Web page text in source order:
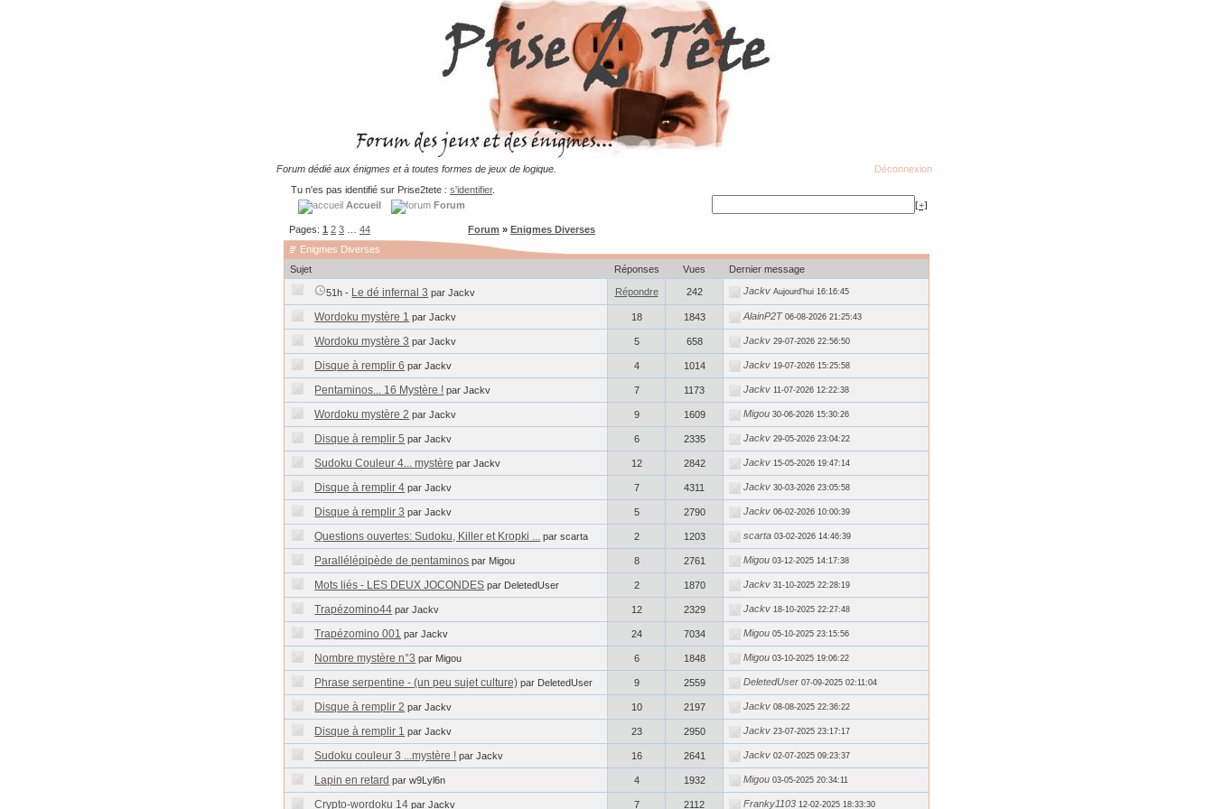
Forum dédié aux énigmes et à toutes formes de jeux de logique.
Déconnexion
Tu n'es pas identifié sur Prise2tete : s'identifier.
Accueil
Forum [+]
Pages: 1 2 3 44 Forum » Enigmes Diverses
Enigmes Diverses
Sujet
Réponses Vues Dernier message
51h - Le dé infernal 3 par Jackv Répondre 242 Jackv Aujourd'hui 16:16:45
Wordoku mystère 1 par Jackv 18 1843 AlainP2T 06-08-2026 21:25:43
Wordoku mystère 3 par Jackv 5 658 Jackv 29-07-2026 22:56:50
Disque à remplir 6 par Jackv 4 1014 Jackv 19-07-2026 15:25:58
Pentaminos... 16 Mystère ! par Jackv 7 1173 Jackv 11-07-2026 12:22:38
Wordoku mystère 2 par Jackv 9 1609 Migou 30-06-2026 15:30:26
Disque à remplir 5 par Jackv 6 2335 Jackv 29-05-2026 23:04:22
Sudoku Couleur 4... mystère par Jackv 12 2842 Jackv 15-05-2026 19:47:14
Disque à remplir 4 par Jackv 7 4311 Jackv 30-03-2026 23:05:58
Disque à remplir 3 par Jackv 5 2790 Jackv 06-02-2026 10:00:39
Questions ouvertes: Sudoku, Killer et Kropki ... par scarta 2 1203 scarta 03-02-2026 14:46:39
Parallélépipède de pentaminos par Migou 8 2761 Migou 03-12-2025 14:17:38
Mots liés - LES DEUX JOCONDES par DeletedUser 2 1870 Jackv 31-10-2025 22:28:19
Trapézomino44 par Jackv 12 2329 Jackv 18-10-2025 22:27:48
Trapézomino 001 par Jackv 24 7034 Migou 05-10-2025 23:15:56
Nombre mystère n°3 par Migou 6 1848 Migou 03-10-2025 19:06:22
Phrase serpentine - (un peu sujet culture) par DeletedUser 9 2559 DeletedUser 07-09-2025 02:11:04
Disque à remplir 2 par Jackv 10 2197 Jackv 08-08-2025 22:36:22
Disque à remplir 1 par Jackv 23 2950 Jackv 23-07-2025 23:17:17
Sudoku couleur 3 ...mystère ! par Jackv 16 2641 Jackv 02-07-2025 09:23:37
Lapin en retard par w9Lyl6n 4 1932 Migou 03-05-2025 20:34:11
Crypto-wordoku 14 par Jackv 7 2112 Franky1103 12-02-2025 18:33:30